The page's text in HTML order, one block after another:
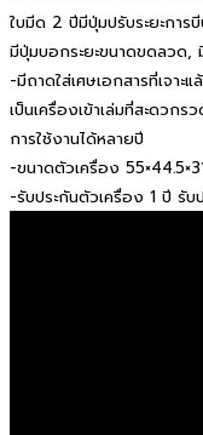
ใบมีด 2 ปีมีปุ่มปรับระยะกา
มีปุ่มบอกระยะขนาดขดลวด
-มีถาดใส่เศษเอกสารที่เจาะ
เป็นเครื่องเข้าเล่มที่สะดวก
การใช้งานได้หลายปี
-ขนาดตัวเครื่อง
-รับประกันตัวเครื่อง 1 ปี รับ